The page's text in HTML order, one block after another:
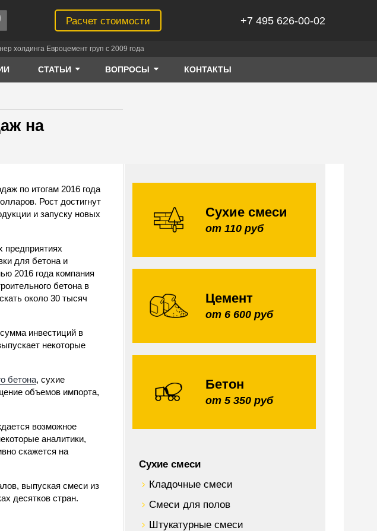
Расчет стоимости +7 495 626-00-02
холдинга Евроцемент груп с 2009 года
СТАТЬИ ВОПРОСЫ КОНТАКТЫ
на
по итогам 2016 года
Рост достигнут
и запуску новых
предприятиях
для бетона и
2016 года компания
бетона в
около 30 тысяч
инвестиций в
некоторые
бетона, сухие
объемов импорта,
возможное
аналитики,
скажется на
выпуская смеси из
десятков стран.
Сухие смеси
от 110 руб
Цемент
от 6 600 руб
Бетон
от 5 350 руб
Сухие смеси
Кладочные смеси
Смеси для полов
Штукатурные смеси